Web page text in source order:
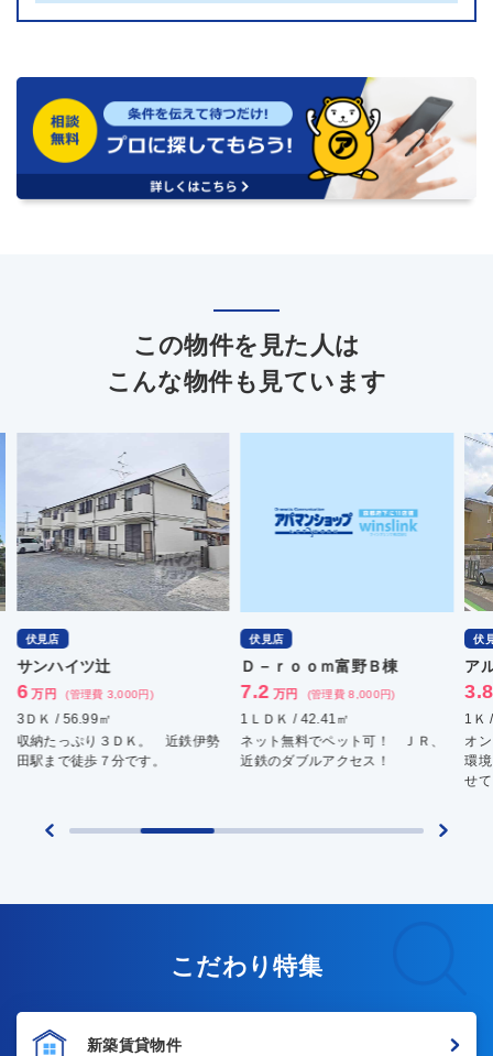
この物件を見た人は
こんな物件も見ています
伏見店
サンハイツ辻
6 万円 (管理費 3,000円)
3ＤＫ / 56.99㎡
収納たっぷり３ＤＫ。 近鉄伊勢
田駅まで徒歩７分です。
伏見店
Ｄ－ｒｏｏｍ富野Ｂ棟
7.2 万円 (管理費 8,000円)
1ＬＤＫ / 42.41㎡
ネット無料でペット可！ ＪＲ、
近鉄のダブルアクセス！
伏
ア
3.8
1Ｋ
オ
環
せ
こだわり特集
新築賃貸物件